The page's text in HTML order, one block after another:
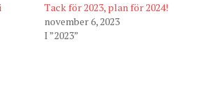
Tack för 2023, plan för 2024!
november 6, 2023
I ”2023”